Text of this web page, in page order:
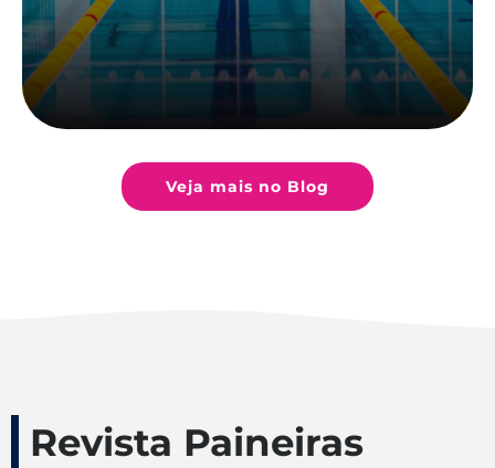
Veja mais no Blog
Revista Paineiras